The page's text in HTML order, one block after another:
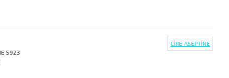
5923
CİRE ASEPTİNE